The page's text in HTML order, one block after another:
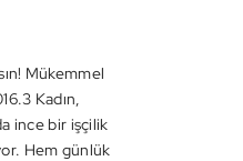
Mükemmel
Kadın,
ince bir işçilik
Hem günlük